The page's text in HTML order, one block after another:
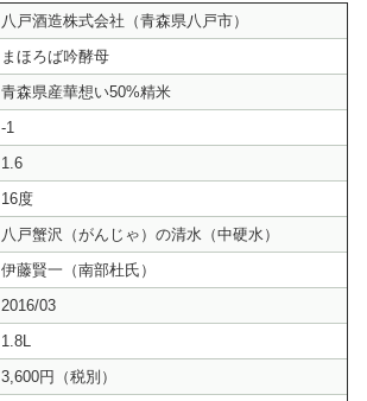
八戸酒造株式会社（青森県八戸市）
まほろば吟酵母
青森県産華想い50%精米
-1
1.6
16度
八戸蟹沢（がんじゃ）の清水（中硬水）
伊藤賢一（南部杜氏）
2016/03
1.8L
3,600円（税別）